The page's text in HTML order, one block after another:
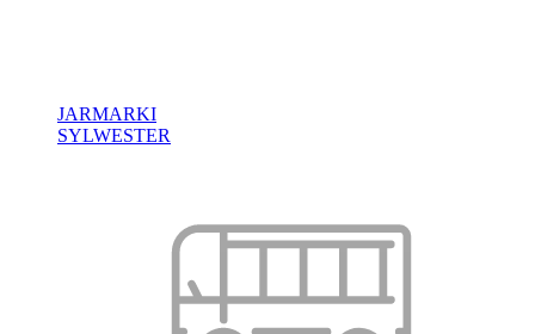
JARMARKI
SYLWESTER